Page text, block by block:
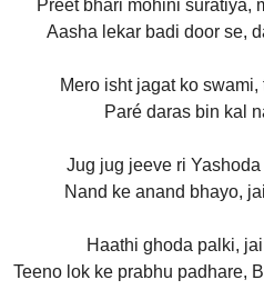
Preet bhari mohini suratiya,
Aasha lekar badi door se,
Mero isht jagat ko
Paré daras bin kal
Jug jug jeeve ri
Nand ke anand bhayo,
Haathi ghoda palki,
Teeno lok ke prabhu padhare,